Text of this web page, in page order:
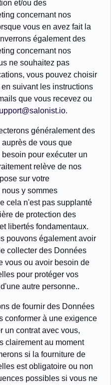
et/ou des
concernant nos
vous en avez fait la
également des
concernant nos
ne souhaitez pas
vous pouvez choisir
suivant les instructions
que vous recevez ou
.
généralement des
de vous que
pour exécuter un
relève de nos
sur votre
y sommes
cela n'est pas supplanté
de protection des
libertés fondamentaux.
pouvons également avoir
collecter des Données
vous ou avoir besoin de
pour protéger vos
autre personne..
de fournir des Données
conformer à une exigence
un contrat avec vous,
clairement au moment
si la fourniture de
est obligatoire ou non
possibles si vous ne